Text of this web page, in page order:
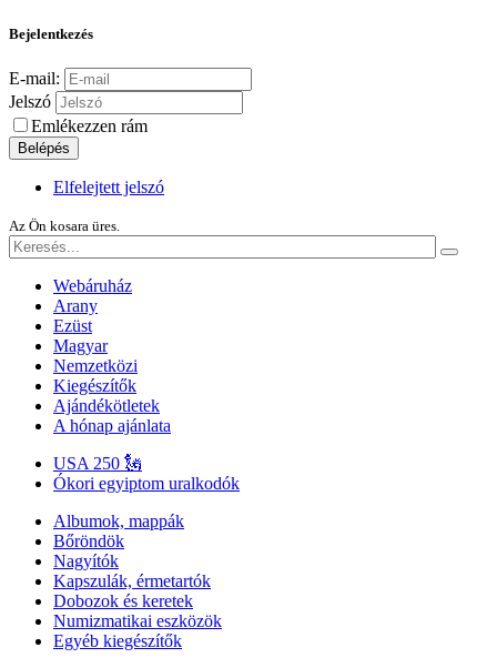
Bejelentkezés
E-mail:
Jelszó
Emlékezzen rám
Belépés
Elfelejtett jelszó
Az Ön kosara üres.
Webáruház
Arany
Ezüst
Magyar
Nemzetközi
Kiegészítők
Ajándékötletek
A hónap ajánlata
USA 250 🗽
Ókori egyiptom uralkodók
Albumok, mappák
Bőröndök
Nagyítók
Kapszulák, érmetartók
Dobozok és keretek
Numizmatikai eszközök
Egyéb kiegészítők